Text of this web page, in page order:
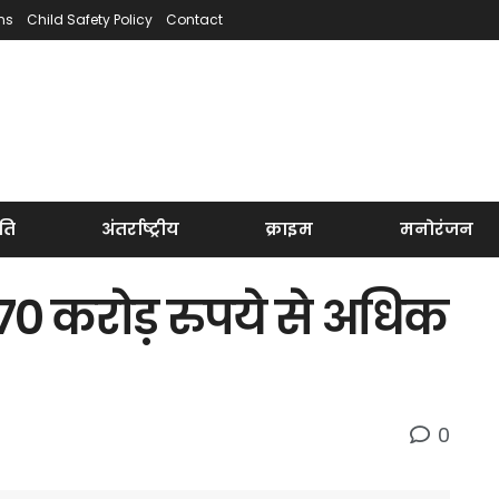
Child Safety Policy Contact
अंतर्राष्ट्रीय क्राइम मनोरंजन
करोड़ रुपये से अधिक
0